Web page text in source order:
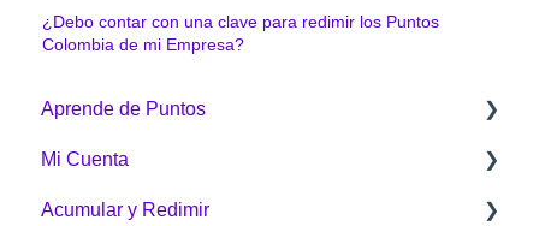
¿Debo contar con una clave para redimir los Puntos
Colombia de mi Empresa?
Aprende de Puntos
¿Qué es Puntos Colombia?
¿Cómo funciona Puntos Colombia?
Mi Cuenta
Generalidades
Acumular y Redimir